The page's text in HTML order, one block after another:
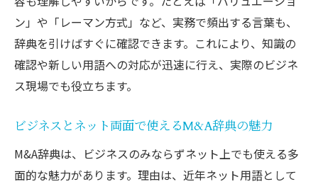
ン」や「レーマン方式」など、実務で頻出する言葉も、
辞典を引けばすぐに確認できます。これにより、知識の
確認や新しい用語への対応が迅速に行え、実際のビジネ
ス現場でも役立ちます。
ビジネスとネット両面で使えるM&A辞典の魅力
M&A辞典は、ビジネスのみならずネット上でも使える多
面的な魅力があります。理由は、近年ネット用語として